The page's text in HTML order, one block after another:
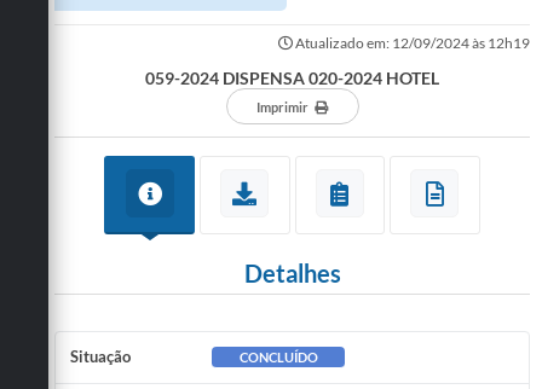
Atualizado em: 12/09/2024 às 12h19
059-2024 DISPENSA 020-2024 HOTEL
Imprimir
Detalhes
Situação CONCLUÍDO